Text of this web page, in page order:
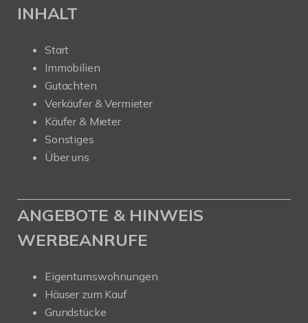
INHALT
Start
Immobilien
Gutachten
Verkäufer & Vermieter
Käufer & Mieter
Sonstiges
Über uns
ANGEBOTE & HINWEIS
WERBEANRUFE
Eigentumswohnungen
Häuser zum Kauf
Grundstücke